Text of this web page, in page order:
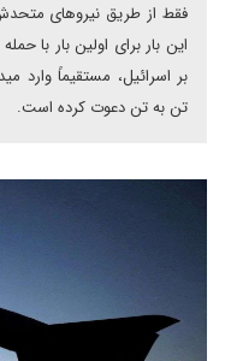
فقط از طریق نیروهای
این بار برای اولین بار با
بر اسرائیل، مستقیماً
تن به تن دعوت کرده است.